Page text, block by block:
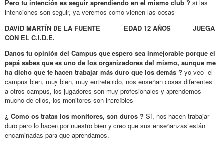
Pero tu intención es seguir aprendiendo en el mismo club ? si las
intenciones son seguir, ya veremos como vienen las cosas
DAVID MARTÍN DE LA FUENTE EDAD 12 AÑOS JUEGA
CON EL C.I.D.E.
Danos tu opinión del Campus que espero sea inmejorable porque el
papá sabes que es uno de los organizadores del mismo, aunque me
ha dicho que te hacen trabajar más duro que los demás ? yo veo el
campus bien, muy bien, muy entretenido, nos enseñan cosas diferentes
a otros campus, los jugadores son muy profesionales y aprendemos
mucho de ellos, los monitores son increíbles
¿ Como os tratan los monitores, son duros ? Sí, nos hacen trabajar
duro pero lo hacen por nuestro bien y creo que sus enseñanzas están
encaminadas para que aprendamos.